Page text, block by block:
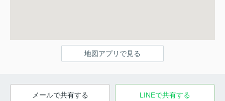
地図アプリで見る
メールで共有する LINEで共有する